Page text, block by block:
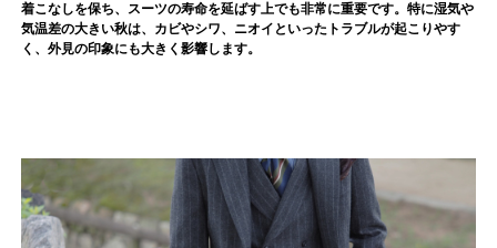
着こなしを保ち、スーツの寿命を延ばす上でも非常に重要です。特に湿気や
気温差の大きい秋は、カビやシワ、ニオイといったトラブルが起こりやす
く、外見の印象にも大きく影響します。